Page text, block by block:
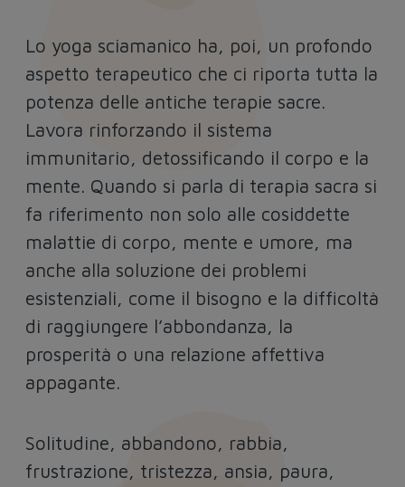
Lo yoga sciamanico ha, poi, un profondo
aspetto terapeutico che ci riporta tutta la
potenza delle antiche terapie sacre.
Lavora rinforzando il sistema
immunitario, detossificando il corpo e la
mente. Quando si parla di terapia sacra si
fa riferimento non solo alle cosiddette
malattie di corpo, mente e umore, ma
anche alla soluzione dei problemi
esistenziali, come il bisogno e la difficoltà
di raggiungere l’abbondanza, la
prosperità o una relazione affettiva
appagante.
Solitudine, abbandono, rabbia,
frustrazione, tristezza, ansia, paura,